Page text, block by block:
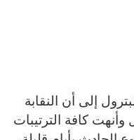
إلى أن النقابة
كافة الترتيبات